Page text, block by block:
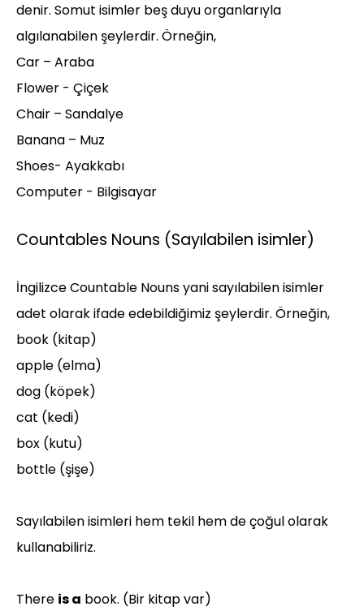
denir. Somut isimler beş duyu organlarıyla
algılanabilen şeylerdir. Örneğin,
Car – Araba
Flower - Çiçek
Chair – Sandalye
Banana – Muz
Shoes- Ayakkabı
Computer - Bilgisayar
Countables Nouns (Sayılabilen isimler)
İngilizce Countable Nouns yani sayılabilen isimler
adet olarak ifade edebildiğimiz şeylerdir. Örneğin,
book (kitap)
apple (elma)
dog (köpek)
cat (kedi)
box (kutu)
bottle (şişe)
Sayılabilen isimleri hem tekil hem de çoğul olarak
kullanabiliriz.
There is a book. (Bir kitap var)